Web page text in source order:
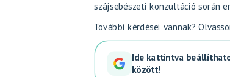
szájsebészeti konzultáció során
További kérdései vannak?
Ide kattintva
között!